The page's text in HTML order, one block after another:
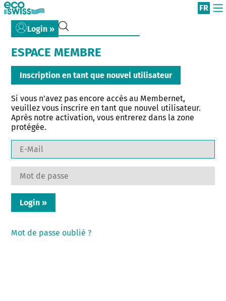
FR
ESPACE MEMBRE
Inscription en tant que nouvel utilisateur
Si vous n'avez pas encore accès au Membernet,
veuillez vous inscrire en tant que nouvel utilisateur.
Après notre activation, vous entrerez dans la zone
protégée.
Mot de passe oublié ?
Login »